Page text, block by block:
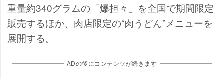
重量約340グラムの「爆担々」を全国で期間限定
販売するほか、肉店限定の“肉うどん”メニューを
展開する。
ADの後にコンテンツが続きます